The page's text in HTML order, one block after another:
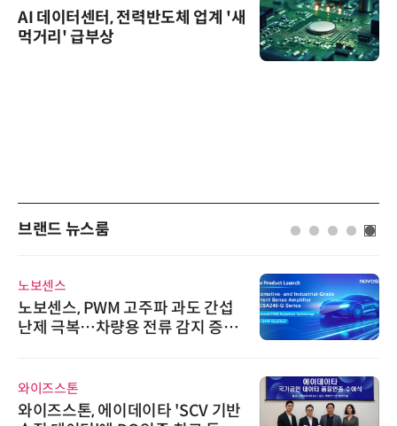
AI 데이터센터, 전력반도체 업계 '새
먹거리' 급부상
브랜드 뉴스룸
노보센스
노보센스, PWM 고주파 과도 간섭
난제 극복…차량용 전류 감지 증폭
와이즈스톤
와이즈스톤, 에이데이타 'SCV 기반